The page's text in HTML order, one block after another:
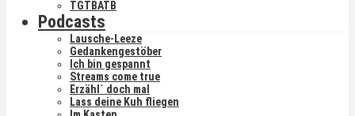
TGTBATB
Podcasts
Lausche-Leeze
Gedankengestöber
Ich bin gespannt
Streams come true
Erzähl´ doch mal
Lass deine Kuh fliegen